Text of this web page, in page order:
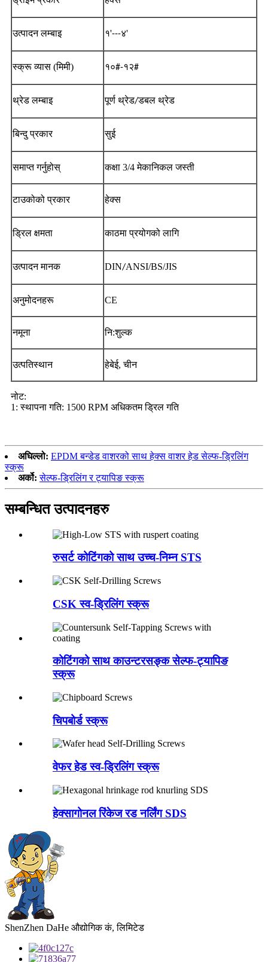
उत्पादन लम्बाइ १'---४'
स्क्रू व्यास (मिमी) १०#-१२#
थ्रेड लम्बाइ पूर्ण थ्रेड/डबल थ्रेड
बिन्दु प्रकार सुई
समाप्त गर्नुहोस् कक्षा 3/4 मेकानिकल जस्ती
टाउकोको प्रकार हेक्स
ड्रिल क्षमता काठमा प्रयोगको लागि
उत्पादन मानक DIN/ANSI/BS/JIS
अनुमोदनहरू CE
नमूना नि:शुल्क
उत्पतिस्थान हेबेई, चीन
नोट:
1: स्थापना गति: 1500 RPM अधिकतम ड्रिल गति
अघिल्लो: EPDM बन्डेड वाशरको साथ हेक्स वाशर हेड सेल्फ-ड्रिलिंग
स्क्रू
अर्को: सेल्फ-ड्रिलिंग र ट्यापिङ स्क्रू
सम्बन्धित उत्पादनहरु
रुसर्ट कोटिंगको साथ उच्च-निम्न STS
CSK स्व-ड्रिलिंग स्क्रू
कोटिंगको साथ काउन्टरसङ्क सेल्फ-ट्यापिङ
स्क्रू
चिपबोर्ड स्क्रू
वेफर हेड स्व-ड्रिलिंग स्क्रू
हेक्सागोनल रिंकेज रड नर्लिंग SDS
ShenZhen DaHe औद्योगिक कं, लिमिटेड